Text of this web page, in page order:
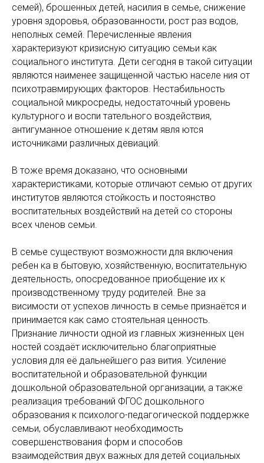
семей), брошенных детей, насилия в семье, снижение
уровня здоровья, образованности, рост раз водов,
неполных семей. Перечисленные явления
характеризуют кризисную ситуацию семьи как
социального института. Дети сегодня в такой ситуации
являются наименее защищенной частью населе ния от
психотравмирующих факторов. Нестабильность
социальной микросреды, недостаточный уровень
культурного и воспи тательного воздействия,
антигуманное отношение к детям явля ются
источниками различных девиаций.
В тоже время доказано, что основными
характеристиками, которые отличают семью от других
институтов являются стойкость и постоянство
воспитательных воздействий на детей со стороны
всех членов семьи.
В семье существуют возможности для включения
ребен ка в бытовую, хозяйственную, воспитательную
деятельность, опосредованное приобщение их к
производственному труду родителей. Вне за
висимости от успехов личность в семье признаётся и
принимается как само стоятельная ценность.
Признание личности одной из главных жизненных цен
ностей создаёт исключительно благоприятные
условия для её дальнейшего раз вития. Усиление
воспитательной и образовательной функции
дошкольной образовательной организации, а также
реализация требований ФГОС дошкольного
образования к психолого-педагогической поддержке
семьи, обуславливают необходимость
совершенствования форм и способов
взаимодействия двух важных для детей социальных